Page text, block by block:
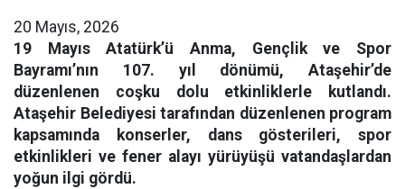
20 Mayıs, 2026
19 Mayıs Atatürk’ü Anma, Gençlik ve Spor
Bayramı’nın 107. yıl dönümü, Ataşehir’de
düzenlenen coşku dolu etkinliklerle kutlandı.
Ataşehir Belediyesi tarafından düzenlenen program
kapsamında konserler, dans gösterileri, spor
etkinlikleri ve fener alayı yürüyüşü vatandaşlardan
yoğun ilgi gördü.